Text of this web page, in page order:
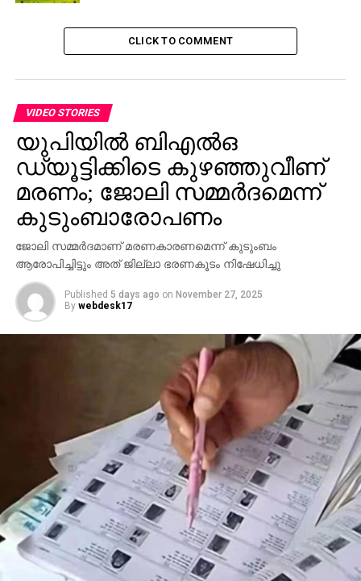
മുന്‍ മിസ് വേള്‍ഡ് കാന്‍ഡിഡേറ്റ് പറയുന്നു: ‘ഇനി
ഹിജാബ് ധരിക്കാതെ പുറത്തിറങ്ങില്ല’
CLICK TO COMMENT
VIDEO STORIES
യുപിയില്‍ ബിഎല്‍ഒ
ഡ്യൂട്ടിക്കിടെ കുഴഞ്ഞുവീണ്
മരണം; ജോലി സമ്മര്‍ദമെന്ന്
കുടുംബാരോപണം
ജോലി സമ്മര്‍ദമാണ് മരണകാരണമെന്ന് കുടുംബം
ആരോപിച്ചിട്ടും അത് ജില്ലാ ഭരണകൂടം നിഷേധിച്ചു
Published 5 days ago on November 27, 2025
By webdesk17